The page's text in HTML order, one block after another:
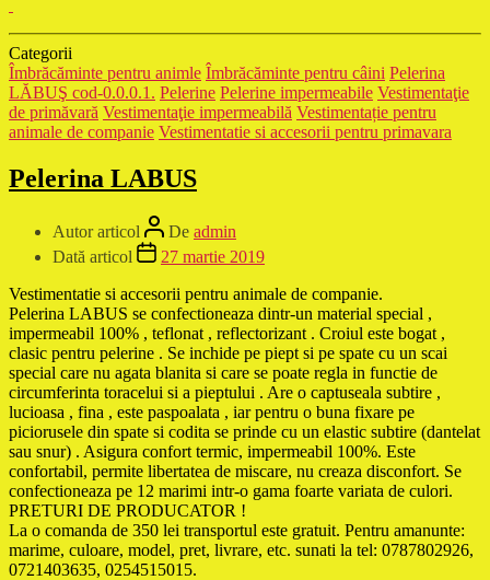
Categorii
Îmbrăcăminte pentru animle Îmbrăcăminte pentru câini Pelerina
LĂBUŞ cod-0.0.0.1. Pelerine Pelerine impermeabile Vestimentaţie
de primăvară Vestimentaţie impermeabilă Vestimentație pentru
animale de companie Vestimentatie si accesorii pentru primavara
Pelerina LABUS
Autor articol De admin
Dată articol
27 martie 2019
Vestimentatie si accesorii pentru animale de companie.
Pelerina LABUS se confectioneaza dintr-un material special ,
impermeabil 100% , teflonat , reflectorizant . Croiul este bogat ,
clasic pentru pelerine . Se inchide pe piept si pe spate cu un scai
special care nu agata blanita si care se poate regla in functie de
circumferinta toracelui si a pieptului . Are o captuseala subtire ,
lucioasa , fina , este paspoalata , iar pentru o buna fixare pe
piciorusele din spate si codita se prinde cu un elastic subtire (dantelat
sau snur) . Asigura confort termic, impermeabil 100%. Este
confortabil, permite libertatea de miscare, nu creaza disconfort. Se
confectioneaza pe 12 marimi intr-o gama foarte variata de culori.
PRETURI DE PRODUCATOR !
La o comanda de 350 lei transportul este gratuit. Pentru amanunte:
marime, culoare, model, pret, livrare, etc. sunati la tel: 0787802926,
0721403635, 0254515015.